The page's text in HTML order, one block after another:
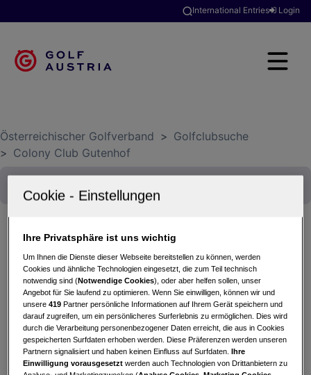
International Entries Login
Österreichischer Golfverband > Golfclubsuche
> Colony Club Gutenhof
Swiss Life Select Golf-Charity
12.07.2025 - Einzel-Zählspiel nach Stableford
Colony Club Gutenhof
Turnierinfo
Startzeiten Bruttowertung
Nettowertung Statistik
Ihre Privatsphäre ist uns wichtig
Um Ihnen die Dienste dieser Webseite bereitstellen zu können, werden
Cookies und ähnliche Technologien eingesetzt, die zum Teil technisch
notwendig sind (Notwendige Cookies), oder aber helfen sollen, unser
Angebot für Sie laufend zu optimieren. Wenn Sie einwilligen, können wir und
unsere419 Partner persönliche Informationen auf Ihrem Gerät speichern und
darauf zugreifen, um ein persönlicheres Surferlebnis zu ermöglichen. Dies wird
durch die Verarbeitung personenbezogener Daten erreicht, die aus in Cookies
gespeicherten Surfdaten erhoben werden. Diese Präferenzen werden unseren
Partnern signalisiert und haben keinen Einfluss auf Surfdaten.Ihre
Einwilligung vorausgesetzt werden auch Technologien von Drittanbietern zu